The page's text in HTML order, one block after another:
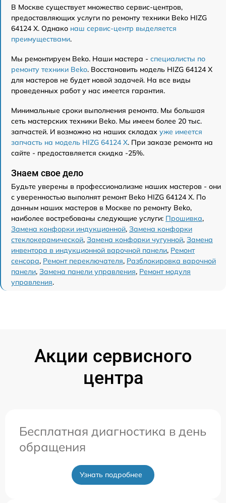
В Москве существует множество сервис-центров,
предоставляющих услуги по ремонту техники Beko HIZG
64124 X. Однако наш сервис-центр выделяется
преимуществами.
Мы ремонтируем Beko. Наши мастера - специалисты по
ремонту техники Beko. Восстановить модель HIZG 64124 X
для мастеров не будет новой задачей. На все виды
проведенных работ у нас имеется гарантия.
Минимальные сроки выполнения ремонта. Мы большая
сеть мастерских техники Beko. Мы имеем более 20 тыс.
запчастей. И возможно на наших складах уже имеется
запчасть на модель HIZG 64124 X. При заказе ремонта на
сайте - предоставляется скидка -25%.
Знаем свое дело
Будьте уверены в профессионализме наших мастеров - они
с уверенностью выполнят ремонт Beko HIZG 64124 X. По
данным наших мастеров в Москве по ремонту Beko,
наиболее востребованы следующие услуги: Прошивка,
Замена конфорки индукционной, Замена конфорки
стеклокерамической, Замена конфорки чугунной, Замена
инвентора в индукционной варочной панели, Ремонт
сенсора, Ремонт переключателя, Разблокировка варочной
панели, Замена панели управления, Ремонт модуля
управления.
Акции сервисного
центра
Бесплатная диагностика в день
обращения
Узнать подробнее